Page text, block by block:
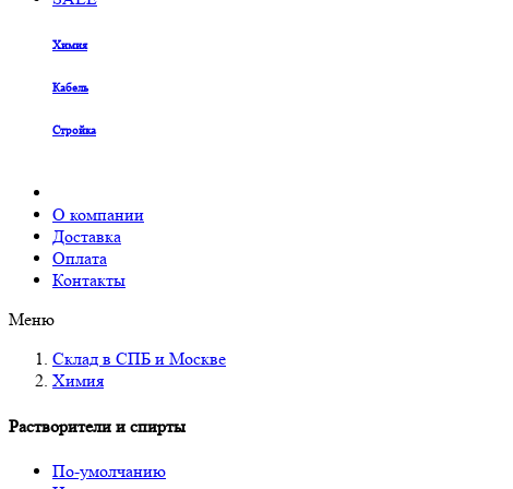
Химия
Кабель
Стройка
О компании
Доставка
Оплата
Контакты
Меню
Склад в СПБ и Москве
Химия
Растворители и спирты
По-умолчанию